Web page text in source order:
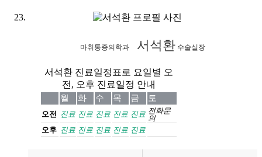
마취통증의학과 서석환 수술실장
서석환 진료일정표로 요일별 오
전, 오후 진료일정 안내
월 화 수 목 금 토
오전 진료 진료 진료 진료 진료 전화문
의
오후 진료 진료 진료 진료 진료